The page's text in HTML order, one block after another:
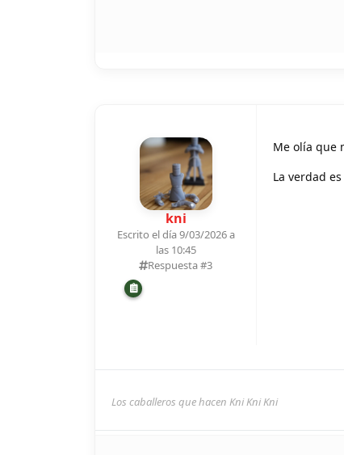
kni
Escrito el día 9/03/2026 a
las 10:45
Respuesta #3
Me olía que
La verdad
Los caballeros que hacen Kni Kni Kni